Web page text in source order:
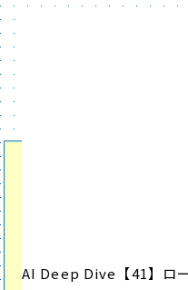
AI Deep Dive【41】ロ